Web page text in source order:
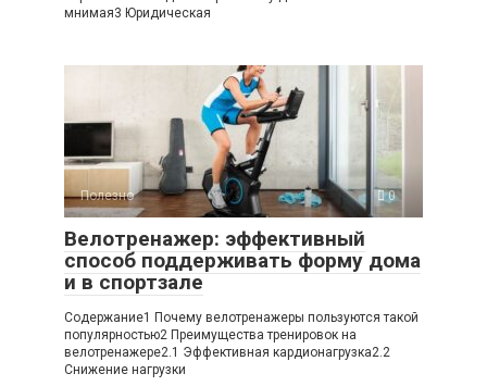
мнимая3 Юридическая
Полезно 0
Велотренажер: эффективный
способ поддерживать форму дома
и в спортзале
Содержание1 Почему велотренажеры пользуются такой
популярностью2 Преимущества тренировок на
велотренажере2.1 Эффективная кардионагрузка2.2
Снижение нагрузки